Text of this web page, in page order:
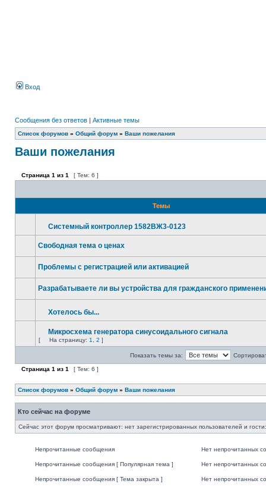
Вход
Сообщения без ответов | Активные темы
Список форумов » Общий форум » Ваши пожелания
Ваши пожелания
Страница 1 из 1 [ Тем: 6 ]
Темы
Системный контроллер 1582ВЖ3-0123
Свободная тема о ценах
Проблемы с регистрацией или активацией
Разрабатываете ли вы устройства для гражданского
Хотелось бы...
Микросхема генератора синусоидального сигнала
[ На страницу: 1 2 ]
Показать темы за:
Страница 1 из 1 [ Тем: 6 ]
Список форумов » Общий форум » Ваши пожелания
Кто сейчас на форуме
Сейчас этот форум просматривают: нет зарегистрированных пользователей и
Непрочитанные сообщения Нет непрочитанных
Непрочитанные сообщения [ Популярная тема ] Нет непрочитанных
Непрочитанные сообщения [ Тема закрыта ] Нет непрочитанных